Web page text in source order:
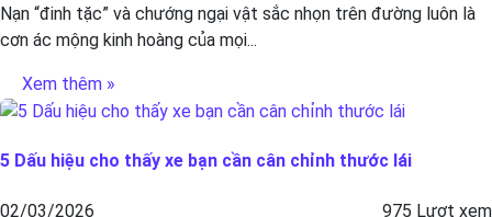
Nạn “đinh tặc” và chướng ngại vật sắc nhọn trên đường luôn là
cơn ác mộng kinh hoàng của mọi...
Xem thêm »
5 Dấu hiệu cho thấy xe bạn cần cân chỉnh thước lái
02/03/2026
975 Lượt xem